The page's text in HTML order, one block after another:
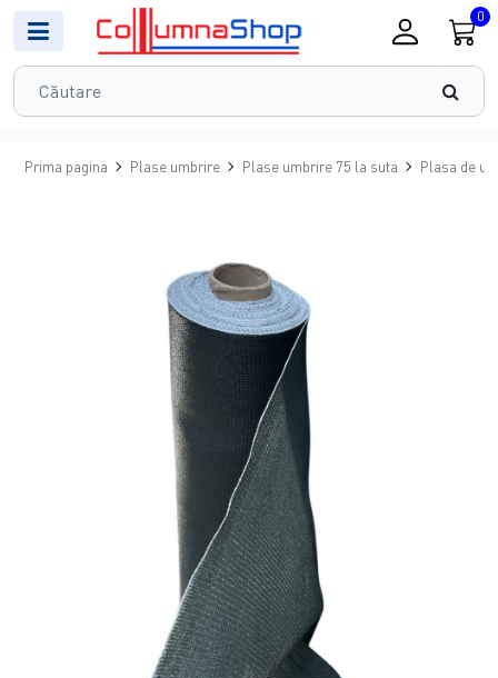
0
Prima pagina Plase umbrire Plase umbrire 75 la suta Plasa de